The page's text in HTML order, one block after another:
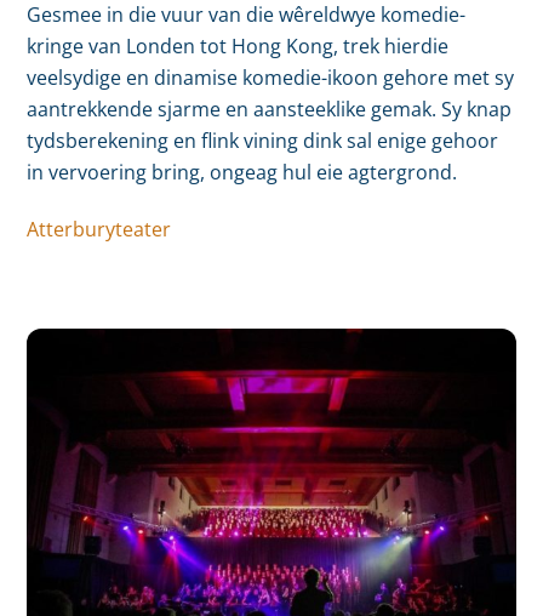
Gesmee in die vuur van die wêreldwye komedie-
kringe van Londen tot Hong Kong, trek hierdie
veelsydige en dinamise komedie-ikoon gehore met sy
aantrekkende sjarme en aansteeklike gemak. Sy knap
tydsberekening en flink vining dink sal enige gehoor
in vervoering bring, ongeag hul eie agtergrond.
Atterburyteater